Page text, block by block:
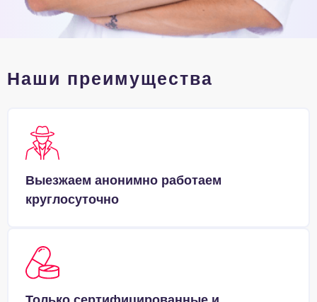
Наши преимущества
Выезжаем анонимно работаем
круглосуточно